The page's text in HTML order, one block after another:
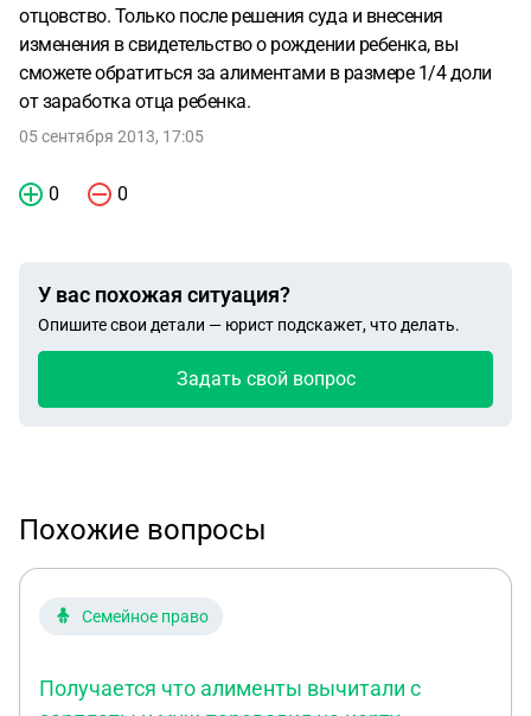
отцовство. Только после решения суда и внесения
изменения в свидетельство о рождении ребенка, вы
сможете обратиться за алиментами в размере 1/4 доли
от заработка отца ребенка.
05 сентября 2013, 17:05
0 0
У вас похожая ситуация?
Опишите свои детали — юрист подскажет, что делать.
Задать свой вопрос
Похожие вопросы
Семейное право
Получается что алименты вычитали с